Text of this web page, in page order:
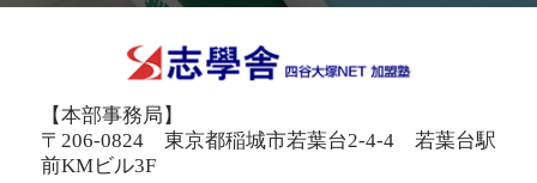
【本部事務局】
〒206-0824 東京都稲城市若葉台2-4-4 若葉台駅
前KMビル3F